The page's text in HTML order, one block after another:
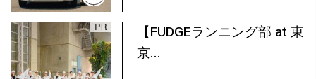
【FUDGEランニング部 at 東
京...